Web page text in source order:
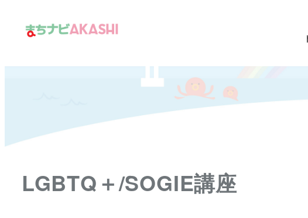
へ
LGBTQ＋/SOGIE講座